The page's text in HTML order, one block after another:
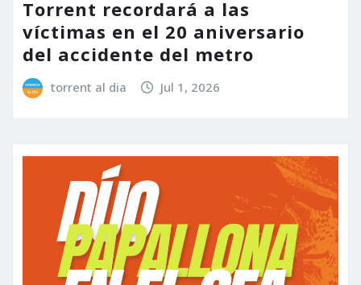
Torrent recordará a las
víctimas en el 20 aniversario
del accidente del metro
torrent al dia Jul 1, 2026